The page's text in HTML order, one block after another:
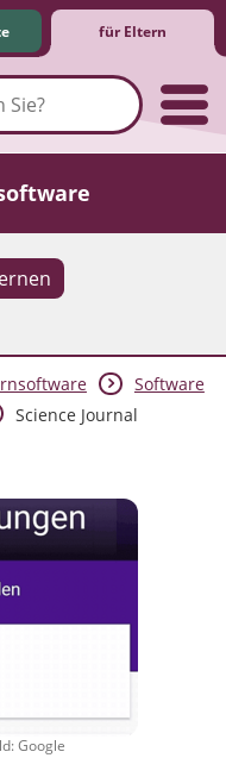
für Eltern
Software
Science Journal
Google